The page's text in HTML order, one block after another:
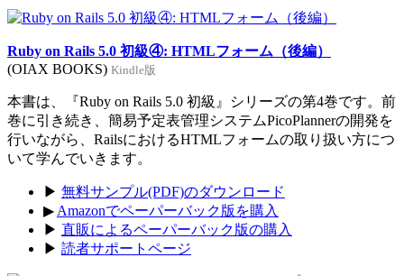
Ruby on Rails 5.0 初級④: HTMLフォーム（後編）
(OIAX BOOKS) Kindle版
本書は、『Ruby on Rails 5.0 初級』シリーズの第4巻です。前
巻に引き続き、簡易予定表管理システムPicoPlannerの開発を
行いながら、RailsにおけるHTMLフォームの取り扱い方につ
いて学んでいきます。
▶ 無料サンプル(PDF)のダウンロード
▶ Amazonでペーパーバック版を購入
▶ 直販によるペーパーバック版の購入
▶ 読者サポートページ